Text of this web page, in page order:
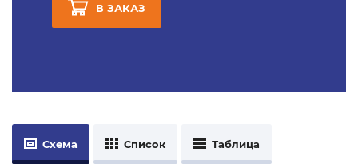
В ЗАКАЗ
Схема Список Таблица